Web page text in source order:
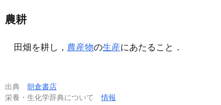
農耕
田畑を耕し， 農産物の生産にあたること．
出典 朝倉書店
栄養・生化学辞典について情報